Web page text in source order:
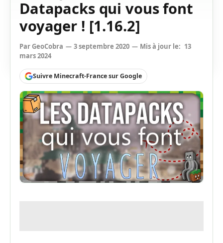
Datapacks qui vous font
voyager ! [1.16.2]
ParGeoCobra 3 septembre 2020 Mis à jour le: 13
mars 2024
Suivre Minecraft-France sur Google